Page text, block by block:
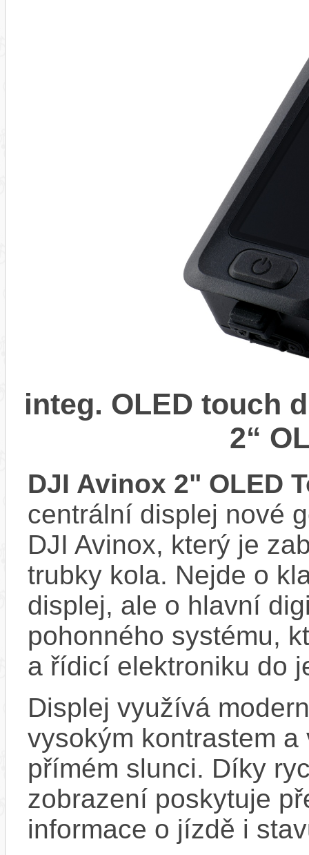
integ. OLED touch
2“
DJI Avinox 2" OLED
centrální displej nové
DJI Avinox, který je
trubky kola. Nejde o
displej, ale o hlavní
pohonného systému,
a řídicí elektroniku do
Displej využívá
vysokým kontrastem
přímém slunci. Díky
zobrazení poskytuje
informace o jízdě i